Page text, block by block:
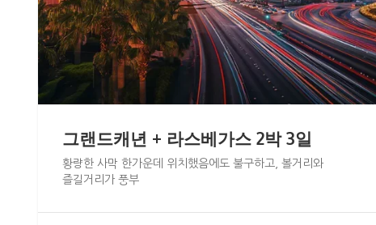
그랜드캐년 + 라스베가스 2박 3일
황량한 사막 한가운데 위치했음에도 불구하고, 볼거리와
즐길거리가 풍부